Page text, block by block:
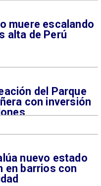
muere escalando
alta de Perú
del Parque
con inversión
nuevo estado
en barrios con